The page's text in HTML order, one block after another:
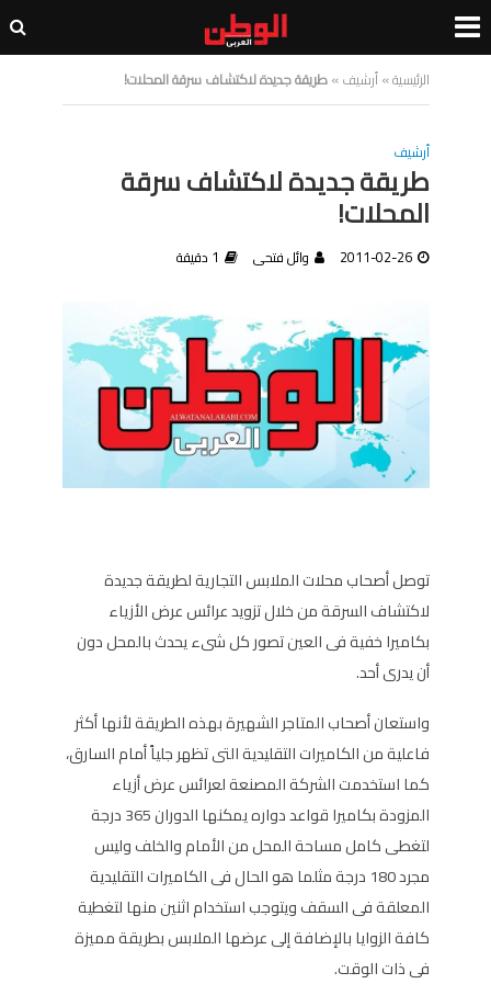
الرئيسية»أرشيف»طريقة جديدة لاكتشاف سرقة المحلات!
أرشيف
طريقة جديدة لاكتشاف سرقة
المحلات!
2011-02-26 وائل فتحى 1 دقيقة
توصل أصحاب محلات الملابس التجارية لطريقة جديدة
لاكتشاف السرقة من خلال تزويد عرائس عرض الأزياء
بكاميرا خفية فى العين تصور كل شىء يحدث بالمحل دون
أن يدرى أحد.
واستعان أصحاب المتاجر الشهيرة بهذه الطريقة لأنها أكثر
فاعلية من الكاميرات التقليدية التى تظهر جلياً أمام السارق،
كما استخدمت الشركة المصنعة لعرائس عرض أزياء
المزودة بكاميرا قواعد دواره يمكنها الدوران 365 درجة
لتغطى كامل مساحة المحل من الأمام والخلف وليس
مجرد 180 درجة مثلما هو الحال فى الكاميرات التقليدية
المعلقة فى السقف ويتوجب استخدام اثنين منها لتغطية
كافة الزوايا بالإضافة إلى عرضها الملابس بطريقة مميزة
فى ذات الوقت.